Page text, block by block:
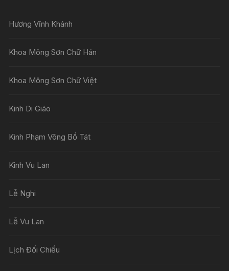
Hương Vĩnh Khánh
Khoa Mông Sơn Chữ Hán
Khoa Mông Sơn Chữ Việt
Kinh Di Giáo
Kinh Phạm Võng Bồ Tát
Kinh Vu Lan
Lễ Nghi
Lễ Vu Lan
Lịch Đối Chiếu